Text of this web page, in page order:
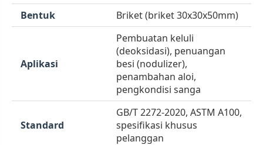
Bentuk
Briket (briket 30x30x50mm)
Aplikasi
Pembuatan keluli
(deoksidasi), penuangan
besi (nodulizer),
penambahan aloi,
pengkondisi sanga
Standard
GB/T 2272-2020, ASTM A100,
spesifikasi khusus
pelanggan